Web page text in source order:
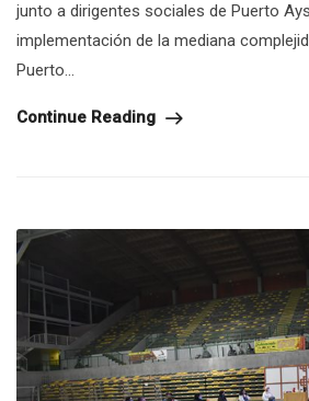
junto a dirigentes sociales de Puerto
implementación de la mediana
Puerto...
Continue Reading